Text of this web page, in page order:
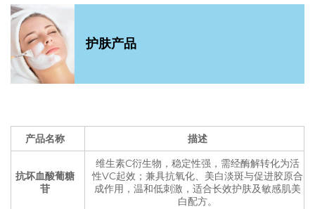
护肤产品
产品名称 描述
抗坏血酸葡糖
苷
维生素C衍生物，稳定性强，需经酶解转化为活
性VC起效；兼具抗氧化、美白淡斑与促进胶原合
成作用，温和低刺激，适合长效护肤及敏感肌美
白配方。